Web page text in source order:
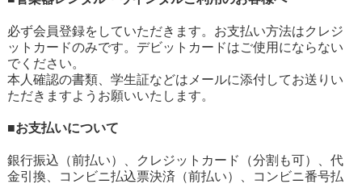
必ず会員登録をしていただきます。お支払い方法はクレジ
ットカードのみです。デビットカードはご使用にならない
でください。
本人確認の書類、学生証などはメールに添付してお送りい
ただきますようお願いいたします。
■お支払いについて
銀行振込（前払い）、クレジットカード（分割も可）、代
金引換、コンビニ払込票決済（前払い）、コンビニ番号払